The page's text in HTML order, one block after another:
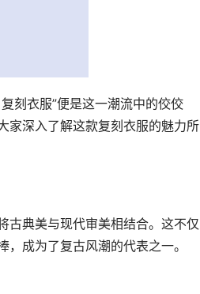
刻衣服”便是这一潮流中的佼佼
家深入了解这款复刻衣服的魅力所
古典美与现代审美相结合。这不仅
成为了复古风潮的代表之一。